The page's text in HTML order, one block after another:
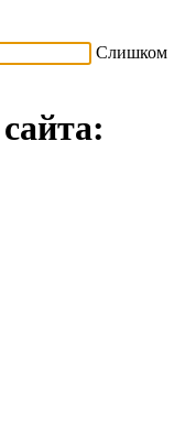
Слишком